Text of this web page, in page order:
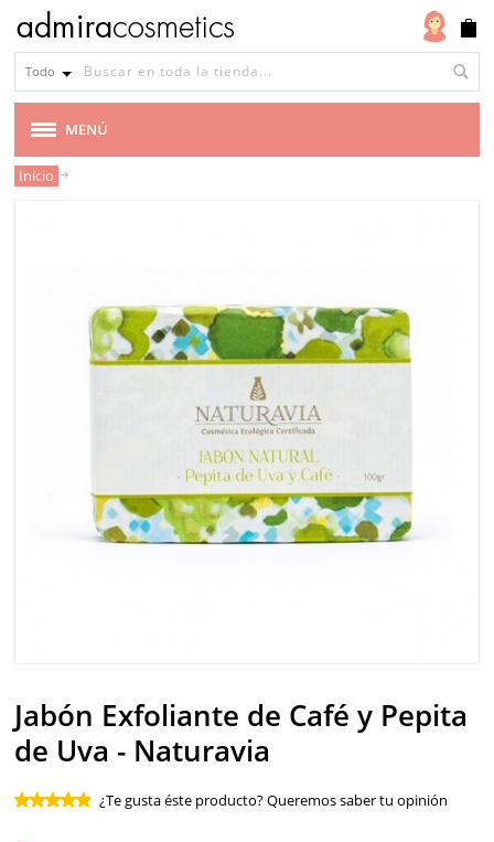
Todo
MENÚ
MARCAS
MAQUILLAJE
TEMAS
Inicio
Jabón Exfoliante de Café y Pepita
de Uva - Naturavia
¿Te gusta éste producto? Queremos saber tu opinión